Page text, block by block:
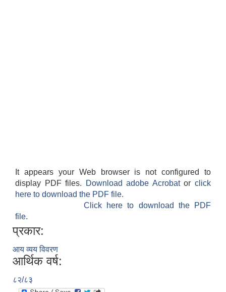
It appears your Web browser is not configured to
display PDF files.
Download adobe Acrobatorclick
here to download the PDF file.
Click here to download the PDF
file.
प्रकार:
आय व्यय विवरण
आर्थिक वर्ष:
८२/८३